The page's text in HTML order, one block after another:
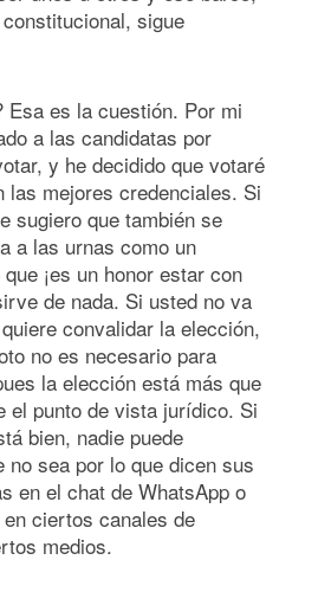
sigue
Esa es la cuestión. Por mi
a las candidatas por
y he decidido que votaré
las mejores credenciales. Si
sugiero que también se
a las urnas como un
¡es un honor estar con
de nada. Si usted no va
convalidar la elección,
no es necesario para
la elección está más que
el punto de vista jurídico. Si
bien, nadie puede
no sea por lo que dicen sus
en el chat de WhatsApp o
ciertos canales de
medios.